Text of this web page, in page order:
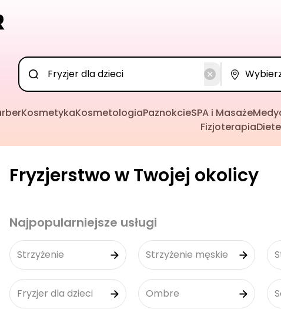
KosmetykaKosmetologiaPaznokcieSPA i Masaże
Fizjoterapia
Fryzjerstwo w Twojej okolicy
Najpopularniejsze usługi
Strzyżenie Strzyżenie męskie
Fryzjer dla dzieci Ombre